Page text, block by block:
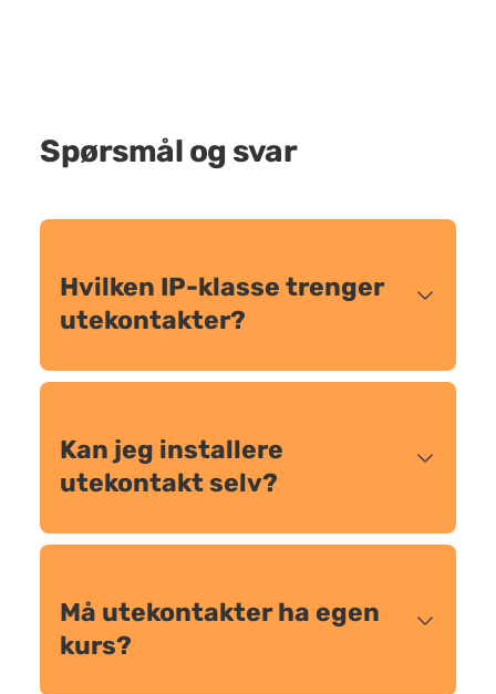
Spørsmål og svar
Hvilken IP-klasse trenger
utekontakter?
Kan jeg installere
utekontakt selv?
Må utekontakter ha egen
kurs?